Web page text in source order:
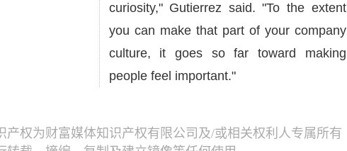
curiosity," Gutierrez said. "To the extent
you can make that part of your company
culture, it goes so far toward making
people feel important."
产权为财富媒体知识产权有限公司及/或相关权利人专属所有